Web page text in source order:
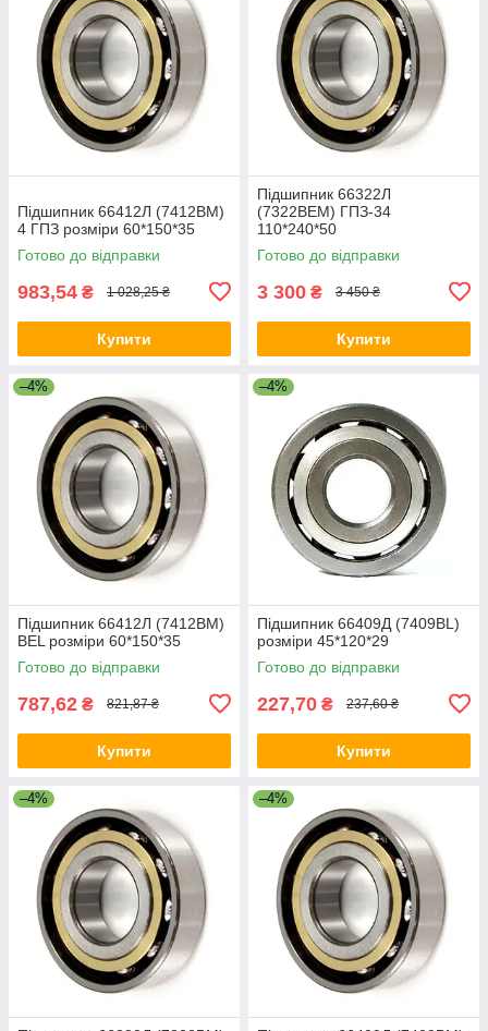
Підшипник 66412Л (7412ВМ)
4 ГПЗ розміри 60*150*35
Готово до відправки
983,54 ₴ 1 028,25 ₴
Купити
Підшипник 66322Л
(7322ВЕМ) ГПЗ-34
110*240*50
Готово до відправки
3 300 ₴ 3 450 ₴
Купити
–4%
Підшипник 66412Л (7412ВМ)
BEL розміри 60*150*35
Готово до відправки
787,62 ₴ 821,87 ₴
Купити
–4%
Підшипник 66409Д (7409BL)
розміри 45*120*29
Готово до відправки
227,70 ₴ 237,60 ₴
Купити
–4% –4%